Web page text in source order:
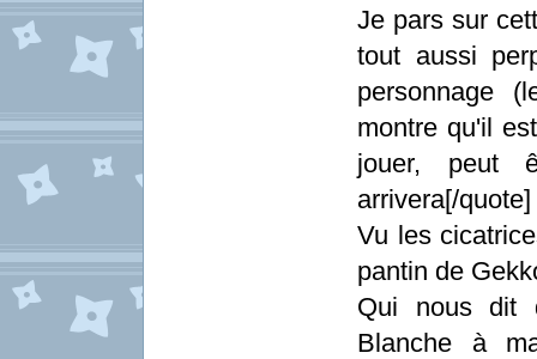
Je pars sur
tout aussi
personnage
montre qu'il
jouer, peut
arrivera[/quote]
Vu les
pantin de
Qui nous dit
Blanche à